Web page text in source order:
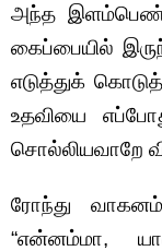
அந்த இளம்பெண்
கைப்பையில்
எடுத்துக்
உதவியை
சொல்லியவாறே
ரோந்து
“என்னம்மா,